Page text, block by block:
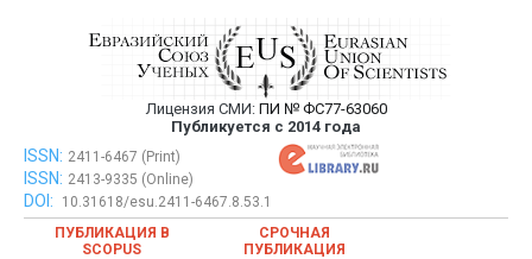
Евразийский Союз Ученых —
публикация научных статей в
ежемесячном научном журнале
Лицензия СМИ: ПИ № ФС77-63060
Публикуется с 2014 года
Евразийский Союз Ученых — публикация научных статей в
ежемесячном научном журнале
ISSN: 2411-6467 (Print)
ISSN: 2413-9335 (Online)
DOI:
10.31618/esu.2411-6467.8.53.1
ПУБЛИКАЦИЯ В
SCOPUS
СРОЧНАЯ
ПУБЛИКАЦИЯ